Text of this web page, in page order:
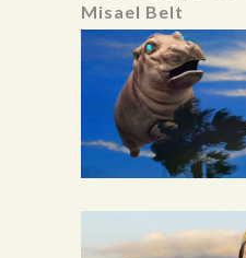
Misael Belt